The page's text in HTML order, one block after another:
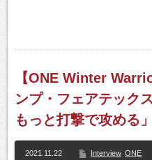
【ONE Winter
ンプ・フェアテック
もっと打撃で攻める」
2021.11.22 Interview ONE